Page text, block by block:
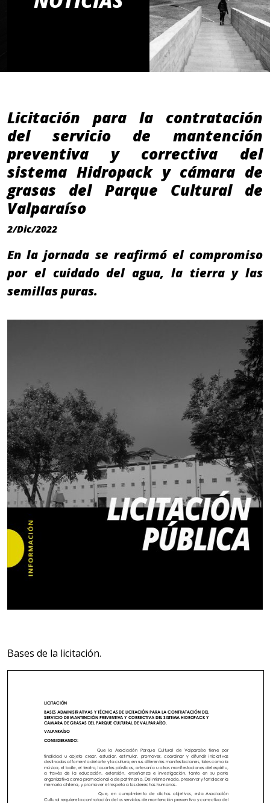
Licitación para la contratación
del servicio de mantención
preventiva y correctiva del
sistema Hidropack y cámara de
grasas del Parque Cultural de
Valparaíso
2/Dic/2022
En la jornada se reafirmó el compromiso
por el cuidado del agua, la tierra y las
semillas puras.
Bases de la licitación.